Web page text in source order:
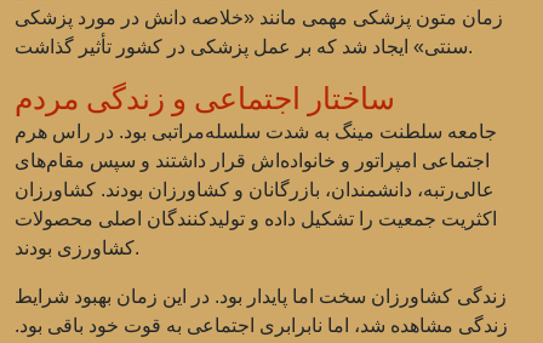
زمان متون پزشکی مهمی مانند «خلاصه دانش در مورد پزشکی
سنتی» ایجاد شد که بر عمل پزشکی در کشور تأثیر گذاشت.
ساختار اجتماعی و زندگی مردم
جامعه سلطنت مینگ به شدت سلسله‌مراتبی بود. در راس هرم
اجتماعی امپراتور و خانواده‌اش قرار داشتند و سپس مقام‌های
عالی‌رتبه، دانشمندان، بازرگانان و کشاورزان بودند. کشاورزان
اکثریت جمعیت را تشکیل داده و تولیدکنندگان اصلی محصولات
کشاورزی بودند.
زندگی کشاورزان سخت اما پایدار بود. در این زمان بهبود شرایط
زندگی مشاهده شد، اما نابرابری اجتماعی به قوت خود باقی بود.